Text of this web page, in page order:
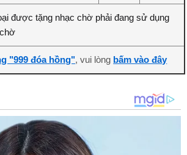
được tặng nhạc chờ phải đang sử dụng
"999 đóa hồng", vui lòng bấm vào đây